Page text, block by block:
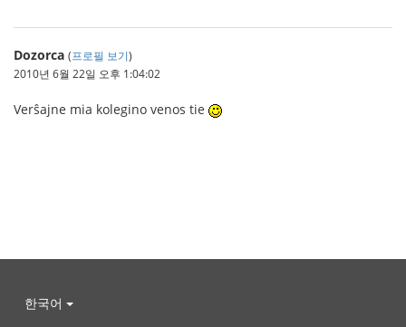
Dozorca (프로필 보기)
2010년 6월 22일 오후 1:04:02
Verŝajne mia kolegino venos tie
한국어